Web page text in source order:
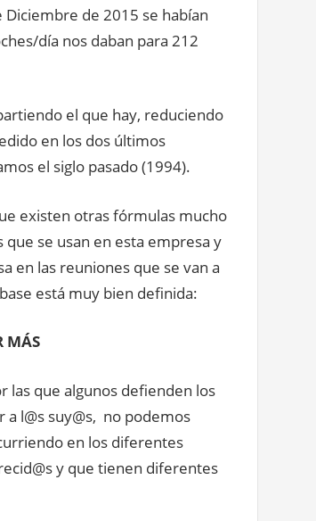
Diciembre de 2015 se habían
día nos daban para 212
el que hay, reduciendo
en los dos últimos
el siglo pasado (1994).
existen otras fórmulas mucho
se usan en esta empresa y
en las reuniones que se van a
está muy bien definida:
MÁS
las que algunos defienden los
l@s suy@s, no podemos
en los diferentes
y que tienen diferentes